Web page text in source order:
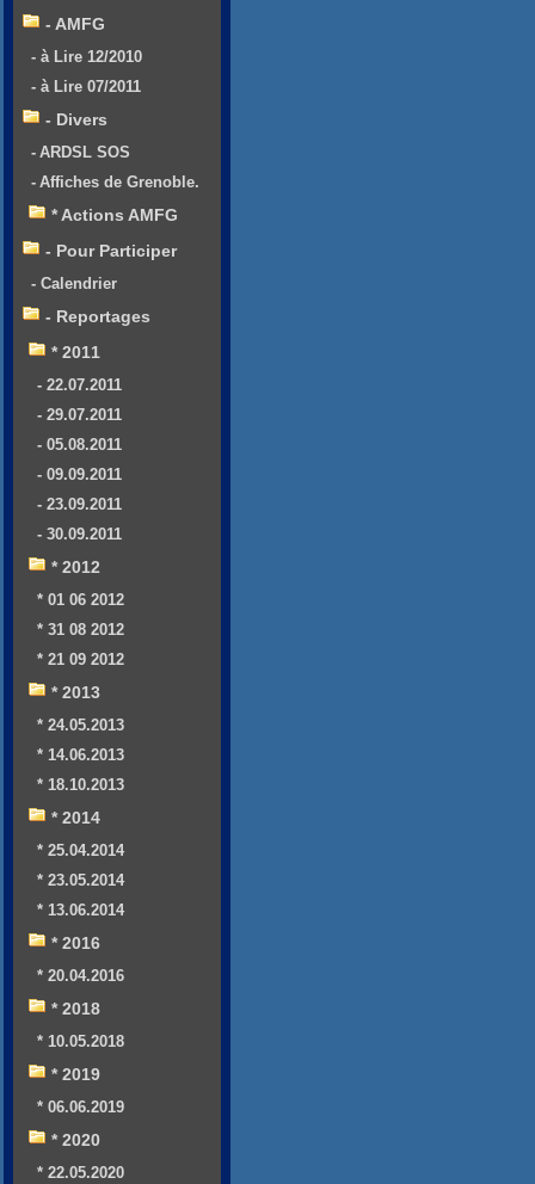
- AMFG
- à Lire 12/2010
- à Lire 07/2011
- Divers
- ARDSL SOS
- Affiches de Grenoble.
* Actions AMFG
- Pour Participer
- Calendrier
- Reportages
* 2011
- 22.07.2011
- 29.07.2011
- 05.08.2011
- 09.09.2011
- 23.09.2011
- 30.09.2011
* 2012
* 01 06 2012
* 31 08 2012
* 21 09 2012
* 2013
* 24.05.2013
* 14.06.2013
* 18.10.2013
* 2014
* 25.04.2014
* 23.05.2014
* 13.06.2014
* 2016
* 20.04.2016
* 2018
* 10.05.2018
* 2019
* 06.06.2019
* 2020
* 22.05.2020